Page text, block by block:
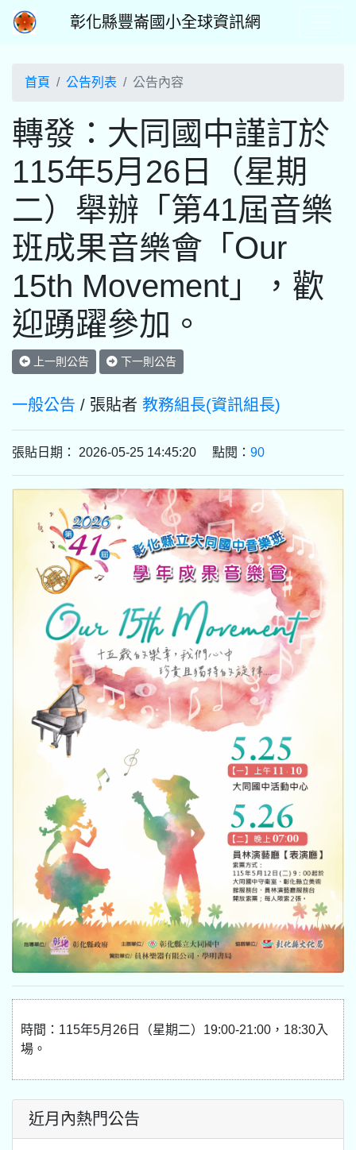
彰化縣豐崙國小全球資訊網
首頁 公告列表 公告內容
轉發：大同國中謹訂於
115年5月26日（星期
二）舉辦「第41屆音樂
班成果音樂會「Our
15th Movement」，歡
迎踴躍參加。
上一則公告 下一則公告
一般公告 / 張貼者 教務組長(資訊組長)
張貼日期： 2026-05-25 14:45:20 點閱： 90
時間：115年5月26日（星期二）19:00-21:00，18:30入
場。
近月內熱門公告